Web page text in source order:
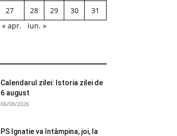
27 28 29 30
31
« apr.
iun. »
Calendarul zilei: Istoria zilei de
6 august
06/08/2026
PS Ignatie va întâmpina, joi, la